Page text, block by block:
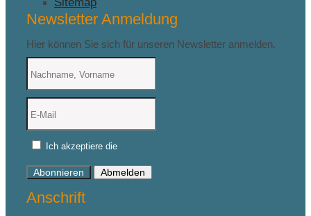
Newsletter Anmeldung
Hier können Sie sich für unseren Newsletter anmelden.
Ich akzeptiere die
Abonnieren Abmelden
Anschrift